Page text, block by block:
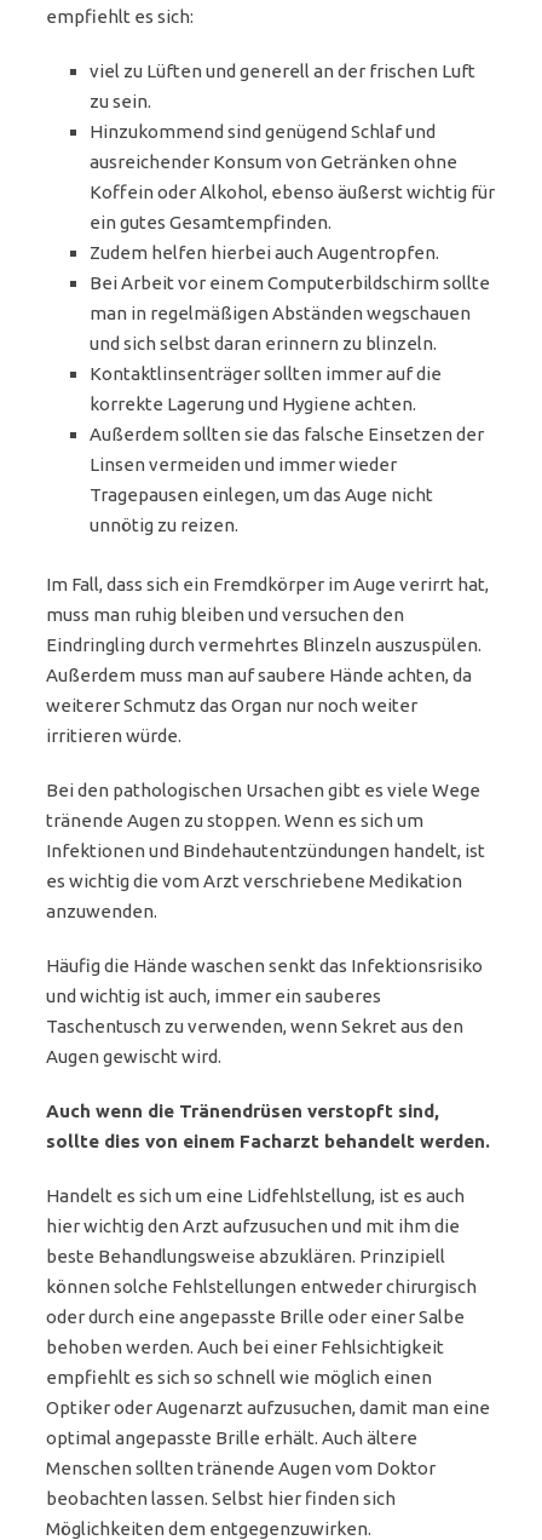
empfiehlt es sich:
viel zu Lüften und generell an der frischen Luft
zu sein.
Hinzukommend sind genügend Schlaf und
ausreichender Konsum von Getränken ohne
Koffein oder Alkohol, ebenso äußerst wichtig für
ein gutes Gesamtempfinden.
Zudem helfen hierbei auch Augentropfen.
Bei Arbeit vor einem Computerbildschirm sollte
man in regelmäßigen Abständen wegschauen
und sich selbst daran erinnern zu blinzeln.
Kontaktlinsenträger sollten immer auf die
korrekte Lagerung und Hygiene achten.
Außerdem sollten sie das falsche Einsetzen der
Linsen vermeiden und immer wieder
Tragepausen einlegen, um das Auge nicht
unnötig zu reizen.
Im Fall, dass sich ein Fremdkörper im Auge verirrt hat,
muss man ruhig bleiben und versuchen den
Eindringling durch vermehrtes Blinzeln auszuspülen.
Außerdem muss man auf saubere Hände achten, da
weiterer Schmutz das Organ nur noch weiter
irritieren würde.
Bei den pathologischen Ursachen gibt es viele Wege
tränende Augen zu stoppen. Wenn es sich um
Infektionen und Bindehautentzündungen handelt, ist
es wichtig die vom Arzt verschriebene Medikation
anzuwenden.
Häufig die Hände waschen senkt das Infektionsrisiko
und wichtig ist auch, immer ein sauberes
Taschentusch zu verwenden, wenn Sekret aus den
Augen gewischt wird.
Auch wenn die Tränendrüsen verstopft sind,
sollte dies von einem Facharzt behandelt werden.
Handelt es sich um eine Lidfehlstellung, ist es auch
hier wichtig den Arzt aufzusuchen und mit ihm die
beste Behandlungsweise abzuklären. Prinzipiell
können solche Fehlstellungen entweder chirurgisch
oder durch eine angepasste Brille oder einer Salbe
behoben werden. Auch bei einer Fehlsichtigkeit
empfiehlt es sich so schnell wie möglich einen
Optiker oder Augenarzt aufzusuchen, damit man eine
optimal angepasste Brille erhält. Auch ältere
Menschen sollten tränende Augen vom Doktor
beobachten lassen. Selbst hier finden sich
Möglichkeiten dem entgegenzuwirken.